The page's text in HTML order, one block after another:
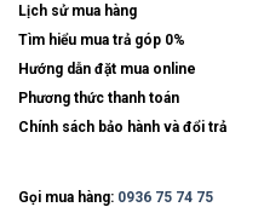
Lịch sử mua hàng
Tìm hiểu mua trả góp 0%
Hướng dẫn đặt mua online
Phương thức thanh toán
Chính sách bảo hành và đổi trả
Gọi mua hàng: 0936 75 74 75